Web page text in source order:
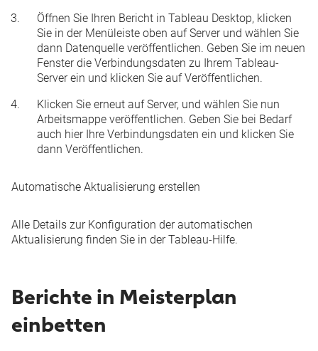
Öffnen Sie Ihren Bericht in Tableau Desktop, klicken
Sie in der Menüleiste oben aufServerund wählen Sie
dann Datenquelle veröffentlichen. Geben Sie im neuen
Fenster die Verbindungsdaten zu Ihrem Tableau-
Server ein und klicken Sie aufVeröffentlichen.
Klicken Sie erneut aufServer, und wählen Sie nun
Arbeitsmappe veröffentlichen. Geben Sie bei Bedarf
auch hier Ihre Verbindungsdaten ein und klicken Sie
dann Veröffentlichen.
Automatische Aktualisierung erstellen
Alle Details zur Konfiguration der automatischen
Aktualisierung finden Sie in derTableau-Hilfe.
Berichte in Meisterplan
einbetten